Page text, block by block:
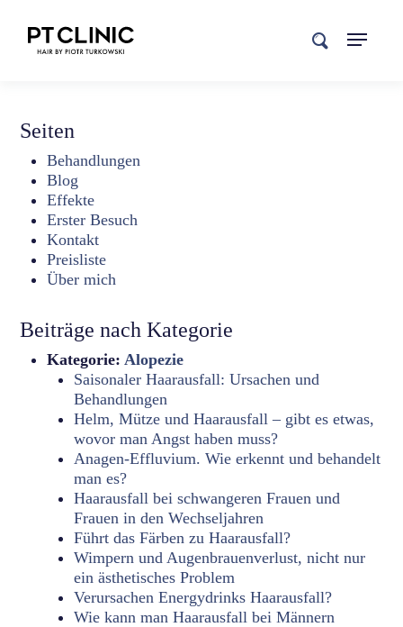
search
Seiten
Behandlungen
Blog
Effekte
Erster Besuch
Kontakt
Preisliste
Über mich
Beiträge nach Kategorie
Kategorie:Alopezie
Saisonaler Haarausfall: Ursachen und
Behandlungen
Helm, Mütze und Haarausfall – gibt es etwas,
wovor man Angst haben muss?
Anagen-Effluvium. Wie erkennt und behandelt
man es?
Haarausfall bei schwangeren Frauen und
Frauen in den Wechseljahren
Führt das Färben zu Haarausfall?
Wimpern und Augenbrauenverlust, nicht nur
ein ästhetisches Problem
Verursachen Energydrinks Haarausfall?
Wie kann man Haarausfall bei Männern